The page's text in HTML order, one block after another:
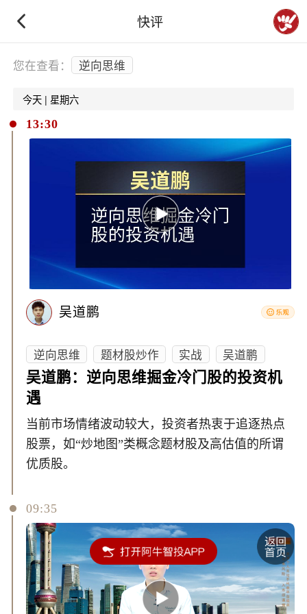
快评
下拉刷新
您在查看： 逆向思维
今天 | 星期六
13:30
吴道鹏
逆向思维 题材股炒作 实战
吴道鹏
吴道鹏：逆向思维掘金冷门股的投资机
遇
当前市场情绪波动较大，投资者热衷于追逐热点
股票，如“炒地图”类概念题材股及高估值的所谓
优质股。
09:35